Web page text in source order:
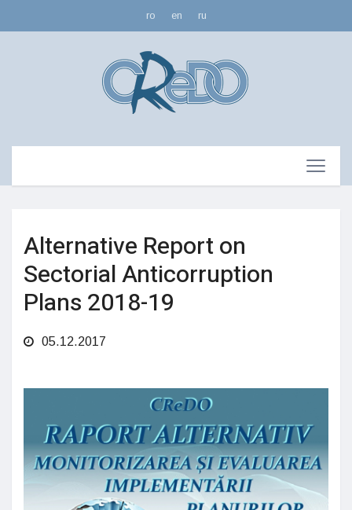
ro en ru
Alternative Report on
Sectorial Anticorruption
Plans 2018-19
05.12.2017